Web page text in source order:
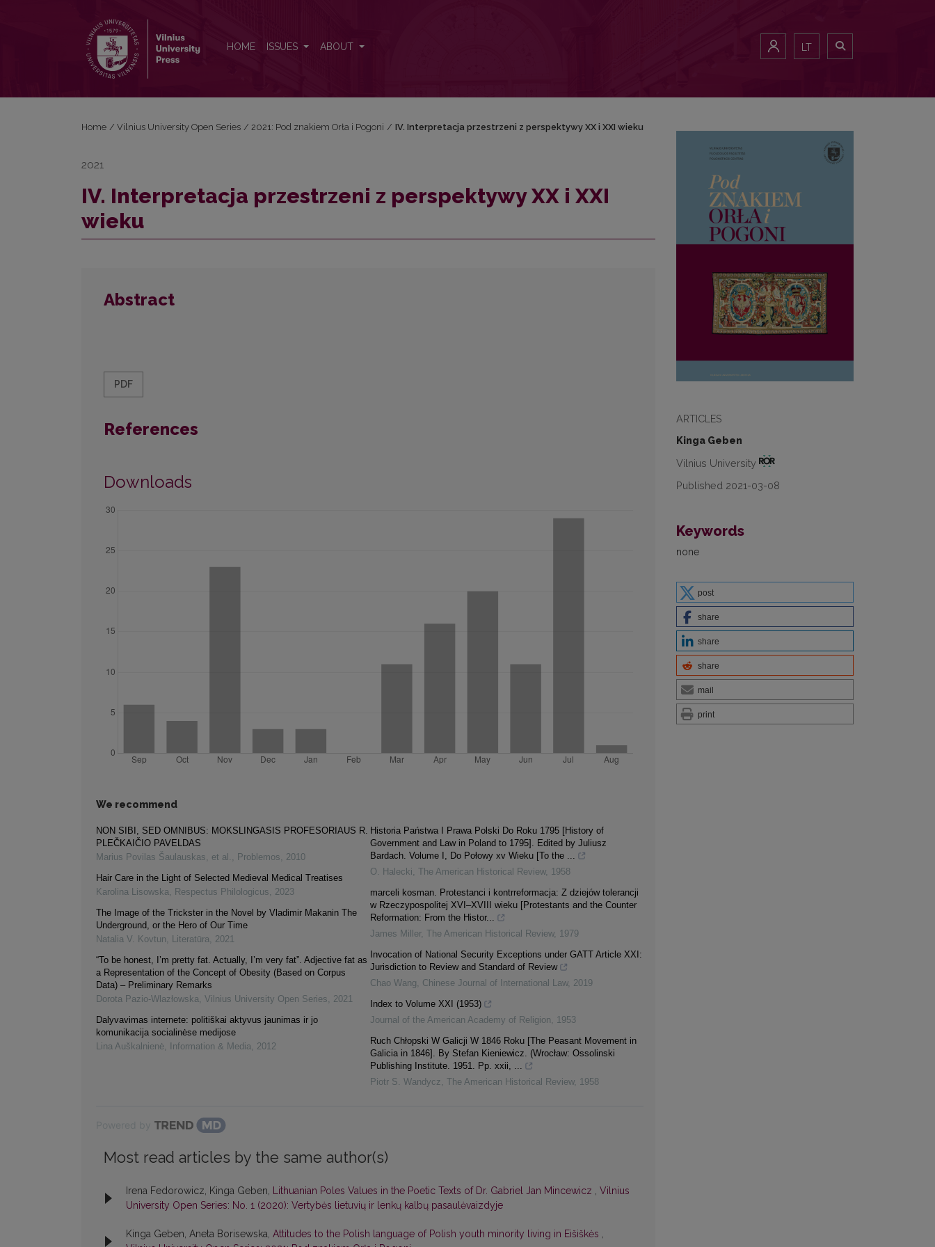
HOME ISSUES ABOUT LT
ARTICLES
Kinga Geben
Vilnius University
Published 2021-03-08
Keywords
none
post
share
share
share
mail
print
Home / Vilnius University Open Series / 2021: Pod znakiem Orła i Pogoni / IV. Interpretacja przestrzeni z perspektywy XX i XXI wieku
2021
IV. Interpretacja przestrzeni z perspektywy XX i XXI
wieku
Abstract
PDF
References
Downloads
We recommend
NON SIBI, SED OMNIBUS: MOKSLINGASIS PROFESORIAUS R.
PLEČKAIČIO PAVELDAS
Marius Povilas Šaulauskas, et al. , Problemos, 2010
Hair Care in the Light of Selected Medieval Medical Treatises
Karolina Lisowska, Respectus Philologicus, 2023
The Image of the Trickster in the Novel by Vladimir Makanin The
Underground, or the Hero of Our Time
Natalia V. Kovtun, Literatūra, 2021
“To be honest, I’m pretty fat. Actually, I’m very fat”. Adjective fat as
a Representation of the Concept of Obesity (Based on Corpus
Data) – Preliminary Remarks
Dorota Pazio-Wlazłowska, Vilnius University Open Series, 2021
Dalyvavimas internete: politiškai aktyvus jaunimas ir jo
komunikacija socialinėse medijose
Lina Auškalnienė, Information & Media, 2012
Historia Państwa I Prawa Polski Do Roku 1795 [History of
Government and Law in Poland to 1795]. Edited by Juliusz
Bardach. Volume I, Do Połowy xv Wieku [To the ...
O. Halecki, The American Historical Review, 1958
marceli kosman. Protestanci i kontrreformacja: Z dziejów tolerancji
w Rzeczypospolitej XVI–XVIII wieku [Protestants and the Counter
Reformation: From the Histor...
James Miller, The American Historical Review, 1979
Invocation of National Security Exceptions under GATT Article XXI:
Jurisdiction to Review and Standard of Review
Chao Wang, Chinese Journal of International Law, 2019
Index to Volume XXI (1953)
Journal of the American Academy of Religion, 1953
Ruch Chłopski W Galicji W 1846 Roku [The Peasant Movement in
Galicia in 1846]. By Stefan Kieniewicz. (Wrocław: Ossolinski
Publishing Institute. 1951. Pp. xxii, ...
Piotr S. Wandycz, The American Historical Review, 1958
Most read articles by the same author(s)
Irena Fedorowicz, Kinga Geben, Lithuanian Poles Values in the Poetic Texts of Dr. Gabriel Jan Mincewicz , Vilnius
University Open Series: No. 1 (2020): Vertybės lietuvių ir lenkų kalbų pasaulėvaizdyje
Kinga Geben, Aneta Borisewska, Attitudes to the Polish language of Polish youth minority living in Eišiškės ,